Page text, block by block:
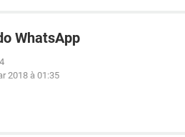
WhatsApp
2018 à 01:35